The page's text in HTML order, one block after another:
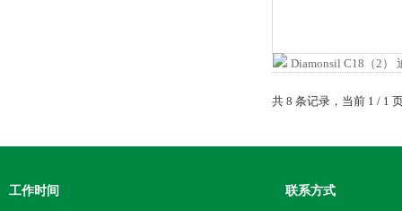
共 8 条记录，当前 1 / 1
工作时间 联系方式